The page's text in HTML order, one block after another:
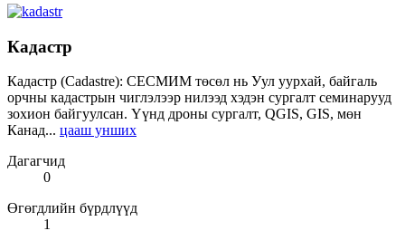
Кадастр
Кадастр (Cadastre): СЕСМИМ төсөл нь Уул уурхай, байгаль
орчны кадастрын чиглэлээр нилээд хэдэн сургалт семинарууд
зохион байгуулсан. Үүнд дроны сургалт, QGIS, GIS, мөн
Канад... цааш унших
Дагагчид
0
Өгөгдлийн бүрдлүүд
1